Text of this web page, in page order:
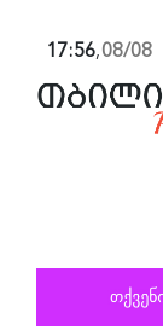
17:56,08/08